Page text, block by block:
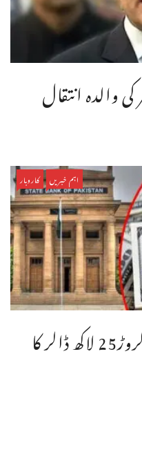
کی والدہ انتقال
اہم خبریں کاروبار
ملکی زر مبادلہ ذخائر میں 3 کروڑ25 لاکھ ڈالر کا